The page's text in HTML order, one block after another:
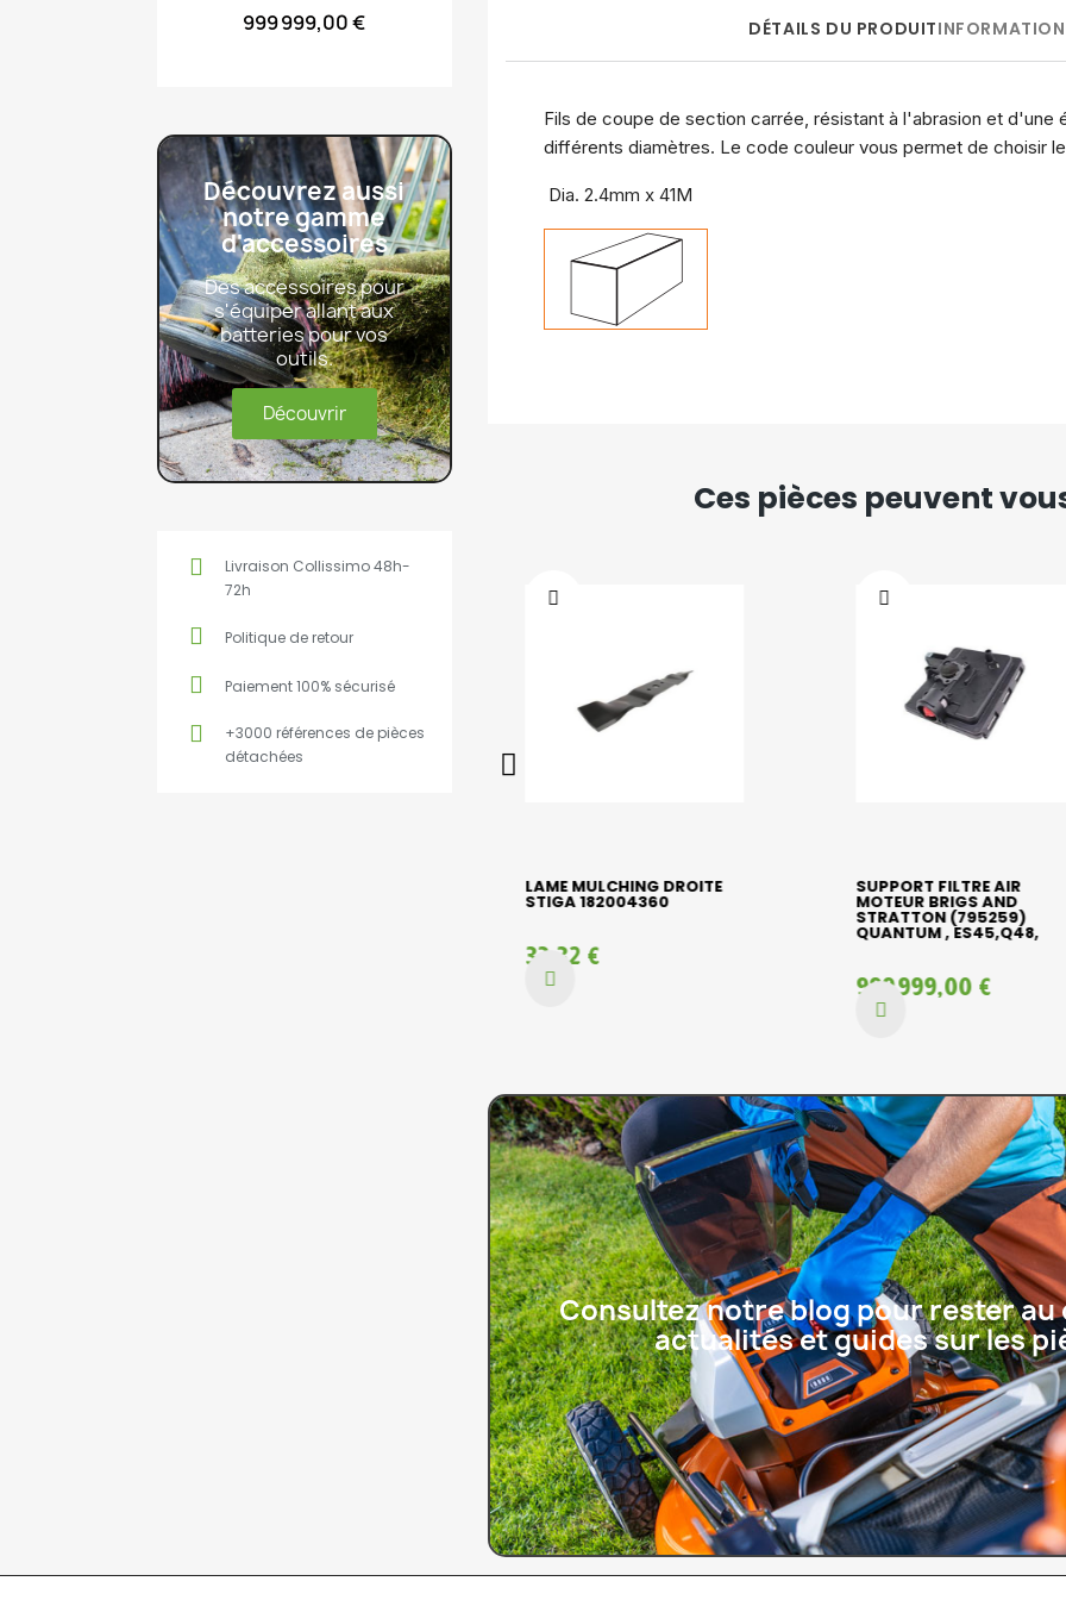
999 999,00 €
Découvrez aussi
notre gamme
d'accessoires
Des accessoires pour
s'équiper allant aux
batteries pour vos
outils.
Découvrir
Livraison Collissimo 48h-
72h
Politique de retour
Paiement 100% sécurisé
+3000 références de pièces
détachées
DÉTAILS DU PRODUIT
Fils de coupe de section carrée, résistant à l'abrasion et d'une
différents diamètres. Le code couleur vous permet de choisir
Dia. 2.4mm x 41M
Ces pièces peuvent
LAME MULCHING DROITE
STIGA 182004360
33,32 €
SUPPORT FILTRE AIR
MOTEUR BRIGS AND
STRATTON (795259)
QUANTUM , ES45,Q48,
999 999,00 €
Consultez notre blog pour rester
actualités et guides sur les